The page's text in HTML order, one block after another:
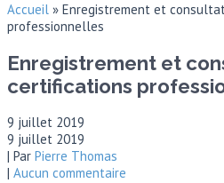
Accueil » Enregistrement et
professionnelles
Enregistrement et
certifications
9 juillet 2019
9 juillet 2019
| Par Pierre Thomas
| Aucun commentaire